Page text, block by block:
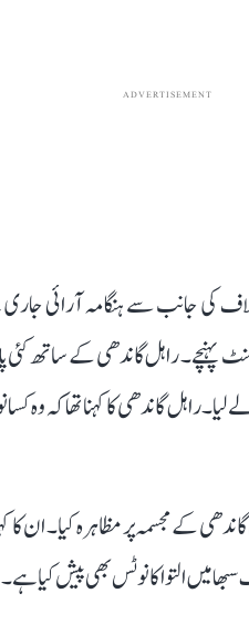
ADVERTISEMENT
کی جانب سے ہنگامہ آرائی
پہنچے۔ راہل گاندھی کے ساتھ کئی
گاندھی کا کہنا تھا کہ وہ
کے مجسمہ پر مظاہرہ کیا۔ ان
میں التوا کا نوٹس بھی پیش کیا ہے۔